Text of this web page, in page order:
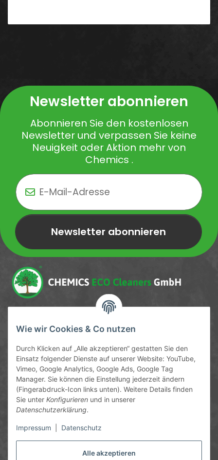
Alle akzeptieren
Wie wir Cookies & Co nutzen
Durch Klicken auf „Alle akzeptieren“ gestatten Sie den
Einsatz folgender Dienste auf unserer Website: YouTube,
Vimeo, Google Analytics, Google Ads, Google Tag
Manager. Sie können die Einstellung jederzeit ändern
(Fingerabdruck-Icon links unten). Weitere Details finden
Sie unter Konfigurieren und in unserer
Datenschutzerklärung.
Impressum Datenschutz
Newsletter abonnieren
Abonnieren Sie den kostenlosen
Newsletter und verpassen Sie keine
Neuigkeit oder Aktion mehr von
Chemics .
Newsletter abonnieren
Newsletter Newsletter abonnieren
Service-Hotline
09372 / 70 80 90
Mo-Fr, 09:00-12:00 | 13:00-17:00 Uhr
Hinter den Straßenäckern 11-13
63906 Erlenbach
info@chemics.eu